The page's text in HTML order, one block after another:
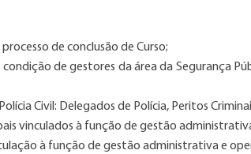
de conclusão de Curso;
de gestores da área da Segurança
Civil: Delegados de Polícia, Peritos
vinculados à função de gestão
à função de gestão administrativa e